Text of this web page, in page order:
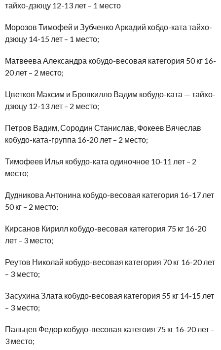
тайхо-дзюцу 12-13 лет – 1 место
Морозов Тимофей и Зубченко Аркадий кобдо-ката тайхо-
дзюцу 14-15 лет – 1 место;
Матвеева Александра кобудо-весовая категория 50 кг 16-
20 лет – 2 место;
Цветков Максим и Бровкилло Вадим кобудо-ката — тайхо-
дзюцу 12-13 лет – 2 место;
Петров Вадим, Сородин Станислав, Фокеев Вячеслав
кобудо-ката-группа 16-20 лет – 2 место;
Тимофеев Илья кобудо-ката одиночное 10-11 лет – 2
место;
Дудникова Антонина кобудо-весовая категория 16-17 лет
50 кг – 2 место;
Кирсанов Кирилл кобудо-весовая категория 75 кг 16-20
лет – 3 место;
Реутов Николай кобудо-весовая категория 70 кг 16-20 лет
– 3 место;
Засухина Злата кобудо-весовая категория 55 кг 14-15 лет
– 3 место;
Пальцев Федор кобудо-весовая категоия 75 кг 16-20 лет –
3 место;